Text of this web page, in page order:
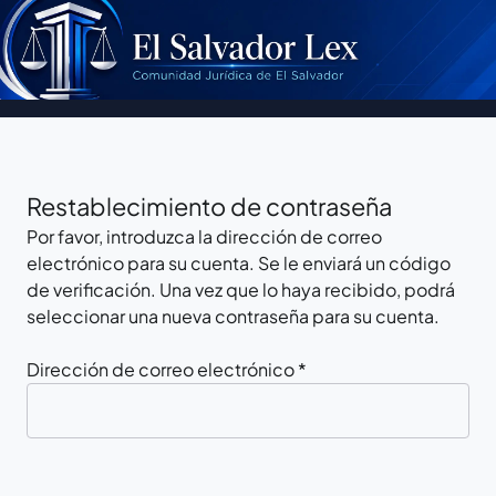
Restablecimiento de contraseña
Por favor, introduzca la dirección de correo
electrónico para su cuenta. Se le enviará un código
de verificación. Una vez que lo haya recibido, podrá
seleccionar una nueva contraseña para su cuenta.
Dirección de correo electrónico*